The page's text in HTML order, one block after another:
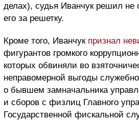
делах), судья Иванчук решил не
его за решетку.
Кроме того, Иванчук признал
фигурантов громкого
которых обвиняли во
неправомерной выгоды
о бывшем замначальника
и сборов с физлиц Главного
Государственной фискальной